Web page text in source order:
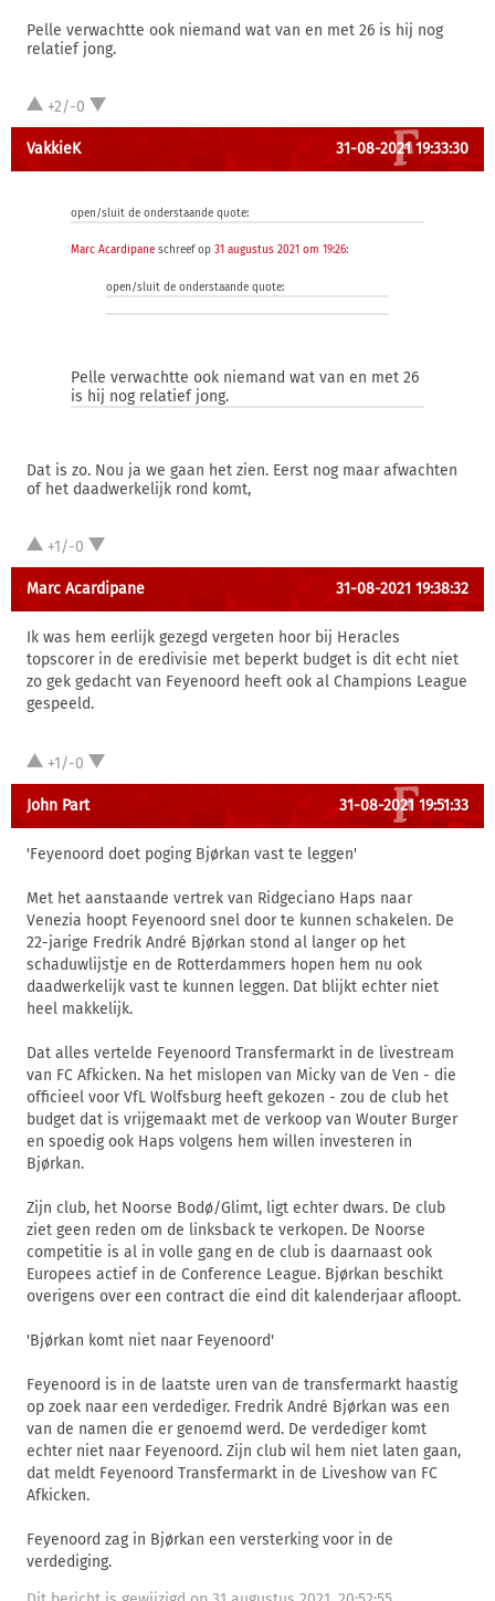
Pelle verwachtte ook niemand wat van en met 26 is hij nog
relatief jong.
+2/-0
VakkieK 31-08-2021 19:33:30
open/sluit de onderstaande quote:
Marc Acardipane schreef op 31 augustus 2021 om 19:26:
open/sluit de onderstaande quote:
Pelle verwachtte ook niemand wat van en met 26
is hij nog relatief jong.
Dat is zo. Nou ja we gaan het zien. Eerst nog maar afwachten
of het daadwerkelijk rond komt,
+1/-0
Marc Acardipane 31-08-2021 19:38:32
Ik was hem eerlijk gezegd vergeten hoor bij Heracles
topscorer in de eredivisie met beperkt budget is dit echt niet
zo gek gedacht van Feyenoord heeft ook al Champions League
gespeeld.
+1/-0
John Part 31-08-2021 19:51:33
'Feyenoord doet poging Bjørkan vast te leggen'
Met het aanstaande vertrek van Ridgeciano Haps naar
Venezia hoopt Feyenoord snel door te kunnen schakelen. De
22-jarige Fredrik André Bjørkan stond al langer op het
schaduwlijstje en de Rotterdammers hopen hem nu ook
daadwerkelijk vast te kunnen leggen. Dat blijkt echter niet
heel makkelijk.
Dat alles vertelde Feyenoord Transfermarkt in de livestream
van FC Afkicken. Na het mislopen van Micky van de Ven - die
officieel voor VfL Wolfsburg heeft gekozen - zou de club het
budget dat is vrijgemaakt met de verkoop van Wouter Burger
en spoedig ook Haps volgens hem willen investeren in
Bjørkan.
Zijn club, het Noorse Bodø/Glimt, ligt echter dwars. De club
ziet geen reden om de linksback te verkopen. De Noorse
competitie is al in volle gang en de club is daarnaast ook
Europees actief in de Conference League. Bjørkan beschikt
overigens over een contract die eind dit kalenderjaar afloopt.
'Bjørkan komt niet naar Feyenoord'
Feyenoord is in de laatste uren van de transfermarkt haastig
op zoek naar een verdediger. Fredrik André Bjørkan was een
van de namen die er genoemd werd. De verdediger komt
echter niet naar Feyenoord. Zijn club wil hem niet laten gaan,
dat meldt Feyenoord Transfermarkt in de Liveshow van FC
Afkicken.
Feyenoord zag in Bjørkan een versterking voor in de
verdediging.